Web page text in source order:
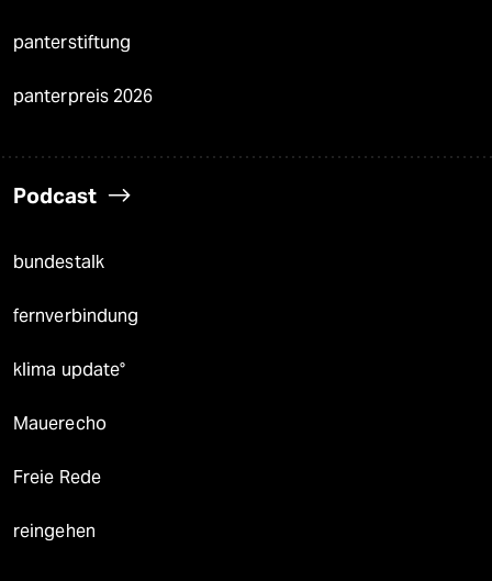
panterstiftung
panterpreis 2026
Podcast
bundestalk
fernverbindung
klima update°
Mauerecho
Freie Rede
reingehen